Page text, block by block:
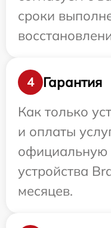
сроки
4
Гарантия
Как только
и оплаты
официальную
устройства
месяцев.